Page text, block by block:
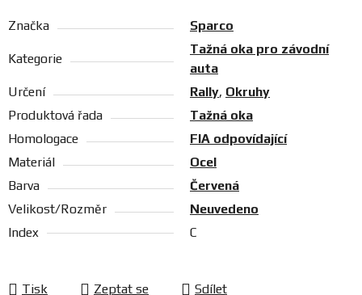
Značka Sparco
Kategorie
Tažná oka pro závodní
auta
Určení
Rally, Okruhy
Produktová řada
Tažná oka
Homologace
FIA odpovídající
Materiál
Ocel
Barva
Červená
Velikost/Rozměr
Neuvedeno
Index
C
Tisk Zeptat se Sdílet